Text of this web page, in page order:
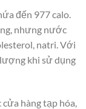
đến 977 calo.
nhưng nước
natri. Với
khi sử dụng
hàng tạp hóa,